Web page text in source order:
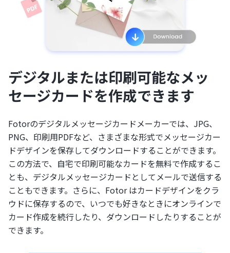
デジタルまたは印刷可能なメッ
セージカードを作成できます
Fotorのデジタルメッセージカードメーカーでは、JPG、
PNG、印刷用PDFなど、さまざまな形式でメッセージカー
ドデザインを保存してダウンロードすることができます。
この方法で、自宅で印刷可能なカードを無料で作成するこ
とも、デジタルメッセージカードとしてメールで送信する
こともできます。さらに、Fotor はカードデザインをクラ
ウドに保存するので、いつでも好きなときにオンラインで
カード作成を続行したり、ダウンロードしたりすることが
できます。